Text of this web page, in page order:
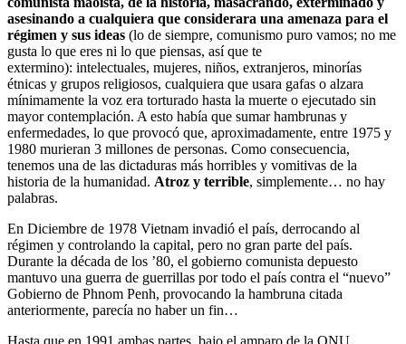
asesinando a cualquiera que considerara una amenaza para el
régimen y sus ideas (lo de siempre, comunismo puro vamos; no me
gusta lo que eres ni lo que piensas, así que te
extermino): intelectuales, mujeres, niños, extranjeros, minorías
étnicas y grupos religiosos, cualquiera que usara gafas o alzara
mínimamente la voz era torturado hasta la muerte o ejecutado sin
mayor contemplación. A esto había que sumar hambrunas y
enfermedades, lo que provocó que, aproximadamente, entre 1975 y
1980 murieran 3 millones de personas. Como consecuencia,
tenemos una de las dictaduras más horribles y vomitivas de la
historia de la humanidad. Atroz y terrible, simplemente… no hay
palabras.
En Diciembre de 1978 Vietnam invadió el país, derrocando al
régimen y controlando la capital, pero no gran parte del país.
Durante la década de los ’80, el gobierno comunista depuesto
mantuvo una guerra de guerrillas por todo el país contra el “nuevo”
Gobierno de Phnom Penh, provocando la hambruna citada
anteriormente, parecía no haber un fin…